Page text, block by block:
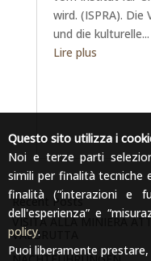
wird. (ISPRA).
und die kulturelle...
Lire plus
Recent Posts
VISITA ALLA MINIERA
VALBRUTTA
Questo sito utilizza i
Noi e terze parti
simili per finalità tecniche
finalità (“interazioni e
dell'esperienza” e
policy.
Puoi liberamente